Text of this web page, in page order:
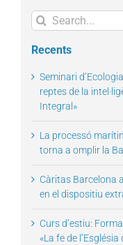
Search
for:
Recents
Seminari
reptes de la
Integral»
La processó
torna a omplir la
Càritas Barcelona
en el dispositiu
Curs d’estiu:
«La fe de